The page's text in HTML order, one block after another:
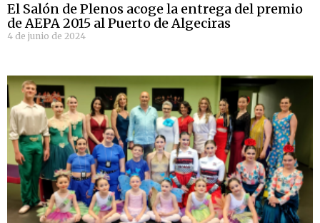
El Salón de Plenos acoge la entrega del premio
de AEPA 2015 al Puerto de Algeciras
4 de junio de 2024